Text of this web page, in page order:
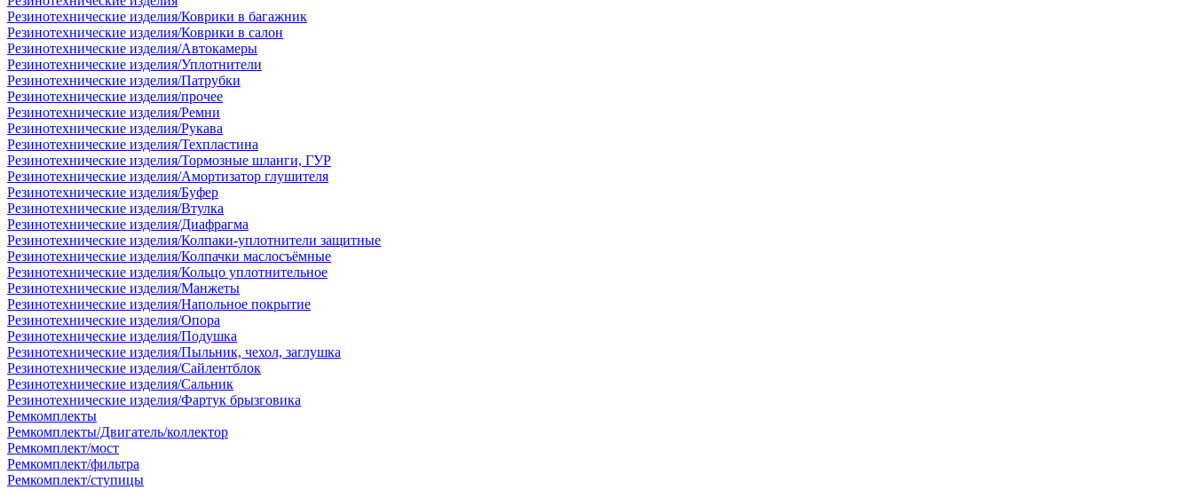
Резинотехнические изделия/Коврики в багажник
Резинотехнические изделия/Коврики в салон
Резинотехнические изделия/Автокамеры
Резинотехнические изделия/Уплотнители
Резинотехнические изделия/Патрубки
Резинотехнические изделия/прочее
Резинотехнические изделия/Ремни
Резинотехнические изделия/Рукава
Резинотехнические изделия/Техпластина
Резинотехнические изделия/Тормозные шланги, ГУР
Резинотехнические изделия/Амортизатор глушителя
Резинотехнические изделия/Буфер
Резинотехнические изделия/Втулка
Резинотехнические изделия/Диафрагма
Резинотехнические изделия/Колпаки-уплотнители защитные
Резинотехнические изделия/Колпачки маслосъёмные
Резинотехнические изделия/Кольцо уплотнительное
Резинотехнические изделия/Манжеты
Резинотехнические изделия/Напольное покрытие
Резинотехнические изделия/Опора
Резинотехнические изделия/Подушка
Резинотехнические изделия/Пыльник, чехол, заглушка
Резинотехнические изделия/Сайлентблок
Резинотехнические изделия/Сальник
Резинотехнические изделия/Фартук брызговика
Ремкомплекты
Ремкомплекты/Двигатель/коллектор
Ремкомплект/мост
Ремкомплект/фильтра
Ремкомплект/ступицы